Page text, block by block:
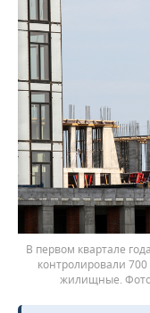
В первом квартале
контролировали
жилищные.